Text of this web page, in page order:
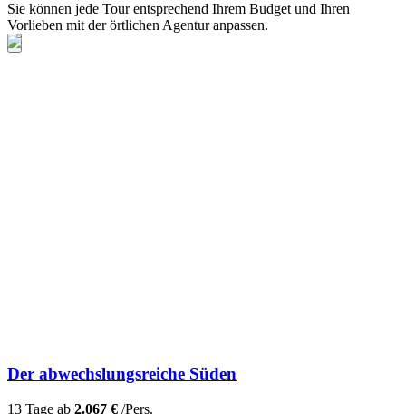
Sie können jede Tour entsprechend Ihrem Budget und Ihren
Vorlieben mit der örtlichen Agentur anpassen.
Der abwechslungsreiche Süden
13 Tage ab 2.067 € /Pers.